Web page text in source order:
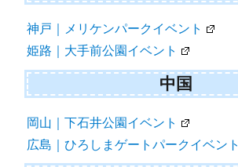
神戸｜メリケンパークイベント
姫路｜大手前公園イベント
中国
岡山｜下石井公園イベント
広島｜ひろしまゲートパークイベント